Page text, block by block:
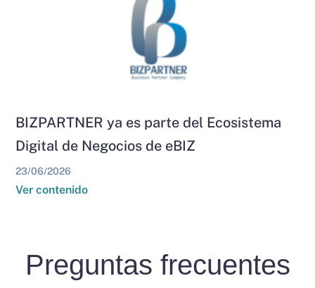
BIZPARTNER ya es parte del Ecosistema
Digital de Negocios de eBIZ
23/06/2026
Ver contenido
Preguntas frecuentes